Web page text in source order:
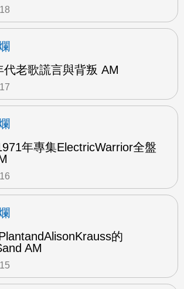
代老歌謊言與背叛 AM
年專集ElectricWarrior全盤
的
AM